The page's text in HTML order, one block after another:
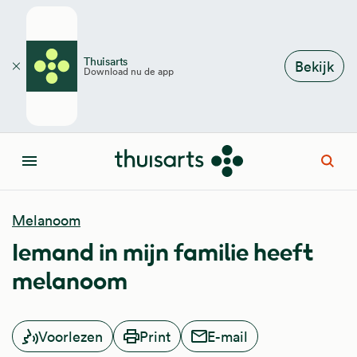
Thuisarts
Download nu de app Bekijk
Sluiten
Menu
Melanoom
Iemand in mijn familie heeft
melanoom
Voorlezen Print E-mail